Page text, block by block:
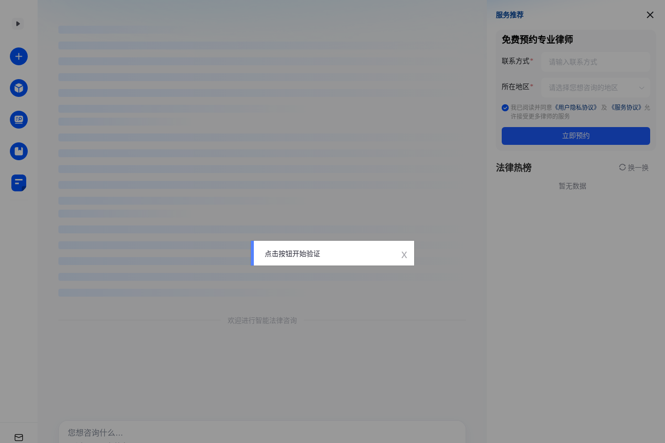
欢迎进行智能法律咨询
服务推荐
服务推荐
免费预约专业律师
联系方式
所在地区
我已阅读并同意 《用户隐私协议》 及 《服务协议》 允
许接受更多律师的服务
立即预约
法律热榜 换一换
暂无数据
点击按钮开始验证 x